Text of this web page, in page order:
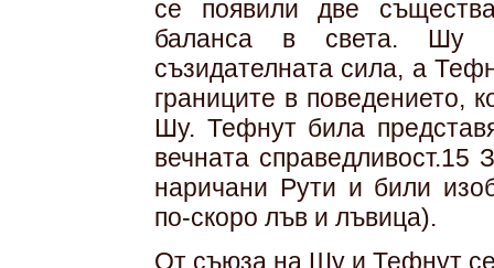
се появили две
баланса в света. Шу
съзидателната сила, а
границите в поведението,
Шу. Тефнут била
вечната
наричани Рути и били
по-скоро лъв и лъвица).
От съюза на Шу и Тефнут